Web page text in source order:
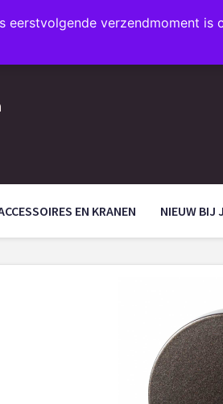
eerstvolgende verzendmoment is
EN KRANEN NIEUW BIJ